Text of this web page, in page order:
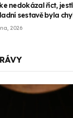
nedokázal říct,
sestavě byla
2026